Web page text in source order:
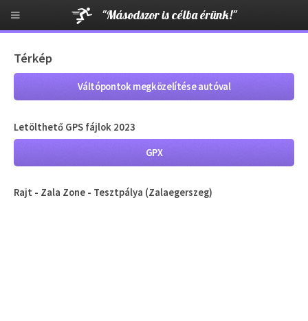
Térkép
Váltópontok megközelítése autóval
Letölthető GPS fájlok 2023
GPX
Rajt - Zala Zone - Tesztpálya (Zalaegerszeg)
"Másodszor is célba érünk!"